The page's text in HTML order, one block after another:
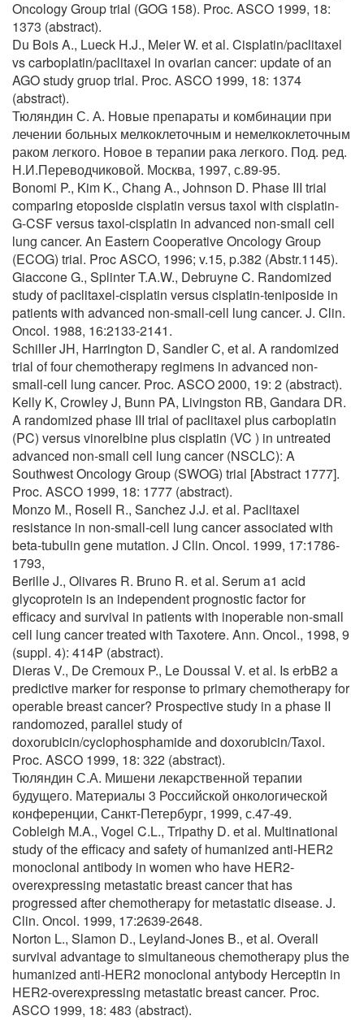
Oncology Group trial (GOG 158). Proc. ASCO 1999, 18:
1373 (abstract).
Du Bois A., Lueck H.J., Meier W. et al. Cisplatin/paclitaxel
vs carboplatin/paclitaxel in ovarian cancer: update of an
AGO study gruop trial. Proc. ASCO 1999, 18: 1374
(abstract).
Тюляндин С. А. Новые препараты и комбинации при
лечении больных мелкоклеточным и немелкоклеточным
раком легкого. Новое в терапии рака легкого. Под. ред.
Н.И.Переводчиковой. Москва, 1997, с.89-95.
Bonomi P., Kim K., Chang A., Johnson D. Phase III trial
comparing etoposide cisplatin versus taxol with cisplatin-
G-CSF versus taxol-cisplatin in advanced non-small cell
lung cancer. An Eastern Cooperative Oncology Group
(ECOG) trial. Proc ASCO, 1996; v.15, p.382 (Abstr.1145).
Giaccone G., Splinter T.A.W., Debruyne C. Randomized
study of paclitaxel-cisplatin versus cisplatin-teniposide in
patients with advanced non-small-cell lung cancer. J. Clin.
Oncol. 1988, 16:2133-2141.
Schiller JH, Harrington D, Sandler C, et al. A randomized
trial of four chemotherapy regimens in advanced non-
small-cell lung cancer. Proc. ASCO 2000, 19: 2 (abstract).
Kelly K, Crowley J, Bunn PA, Livingston RB, Gandara DR.
A randomized phase III trial of paclitaxel plus carboplatin
(PC) versus vinorelbine plus cisplatin (VC ) in untreated
advanced non-small cell lung cancer (NSCLC): A
Southwest Oncology Group (SWOG) trial [Abstract 1777].
Proc. ASCO 1999, 18: 1777 (abstract).
Monzo M., Rosell R., Sanchez J.J. et al. Paclitaxel
resistance in non-small-cell lung cancer associated with
beta-tubulin gene mutation. J Clin. Oncol. 1999, 17:1786-
1793,
Berille J., Olivares R. Bruno R. et al. Serum a1 acid
glycoprotein is an independent prognostic factor for
efficacy and survival in patients with inoperable non-small
cell lung cancer treated with Taxotere. Ann. Oncol., 1998, 9
(suppl. 4): 414P (abstract).
Dieras V., De Cremoux P., Le Doussal V. et al. Is erbB2 a
predictive marker for response to primary chemotherapy for
operable breast cancer? Prospective study in a phase II
randomozed, parallel study of
doxorubicin/cyclophosphamide and doxorubicin/Taxol.
Proc. ASCO 1999, 18: 322 (abstract).
Тюляндин С.А. Мишени лекарственной терапии
будущего. Материалы 3 Российской онкологической
конференции, Санкт-Петербург, 1999, с.47-49.
Cobleigh M.A., Vogel C.L., Tripathy D. et al. Multinational
study of the efficacy and safety of humanized anti-HER2
monoclonal antibody in women who have HER2-
overexpressing metastatic breast cancer that has
progressed after chemotherapy for metastatic disease. J.
Clin. Oncol. 1999, 17:2639-2648.
Norton L., Slamon D., Leyland-Jones B., et al. Overall
survival advantage to simultaneous chemotherapy plus the
humanized anti-HER2 monoclonal antybody Herceptin in
HER2-overexpressing metastatic breast cancer. Proc.
ASCO 1999, 18: 483 (abstract).